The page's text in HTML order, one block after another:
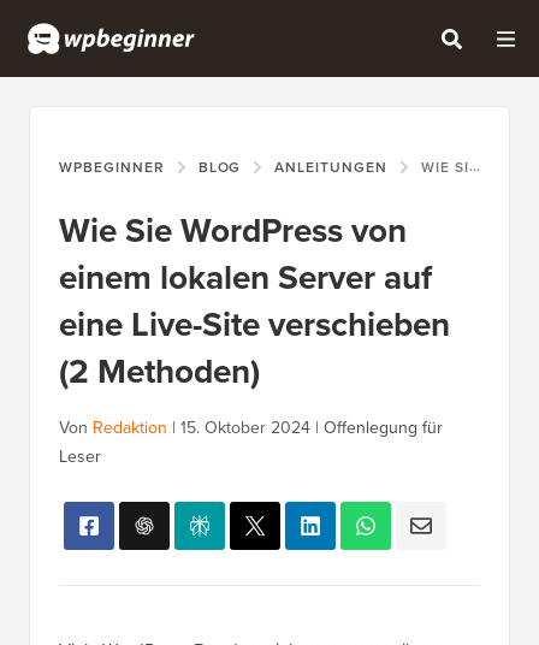
WPBEGINNER BLOG ANLEITUNGEN WIE SIE WORDPRESS VON EINEM LOKALEN SERVER AUF EINE LIVE-SITE VERSCHIEBEN (2 METHODEN)
Wie Sie WordPress von
einem lokalen Server auf
eine Live-Site verschieben
(2 Methoden)
Von Redaktion | 15. Oktober 2024 | Offenlegung für
Leser